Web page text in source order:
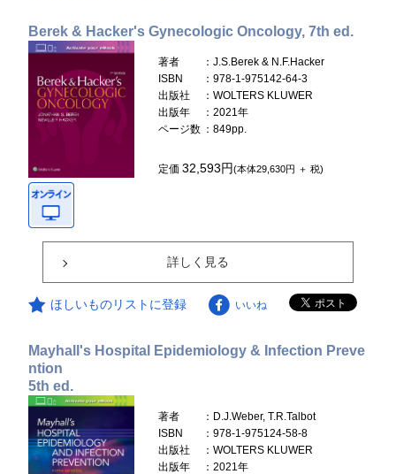
Berek & Hacker's Gynecologic Oncology, 7th ed.
著者
：J.S.Berek & N.F.Hacker
ISBN
：978-1-975142-64-3
出版社
：WOLTERS KLUWER
出版年
：2021年
ページ数 ：849pp.
定価32,593円(本体29,630円 ＋ 税)
詳しく見る
ほしいものリストに登録 いいね
Mayhall's Hospital Epidemiology & Infection Preve
ntion
5th ed.
著者
：D.J.Weber, T.R.Talbot
ISBN
：978-1-975124-58-8
出版社
：WOLTERS KLUWER
出版年
：2021年